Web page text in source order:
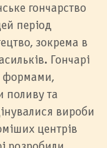
гончарство
період
зокрема в
Гончарі
формами,
поливу та
вироби
центрів